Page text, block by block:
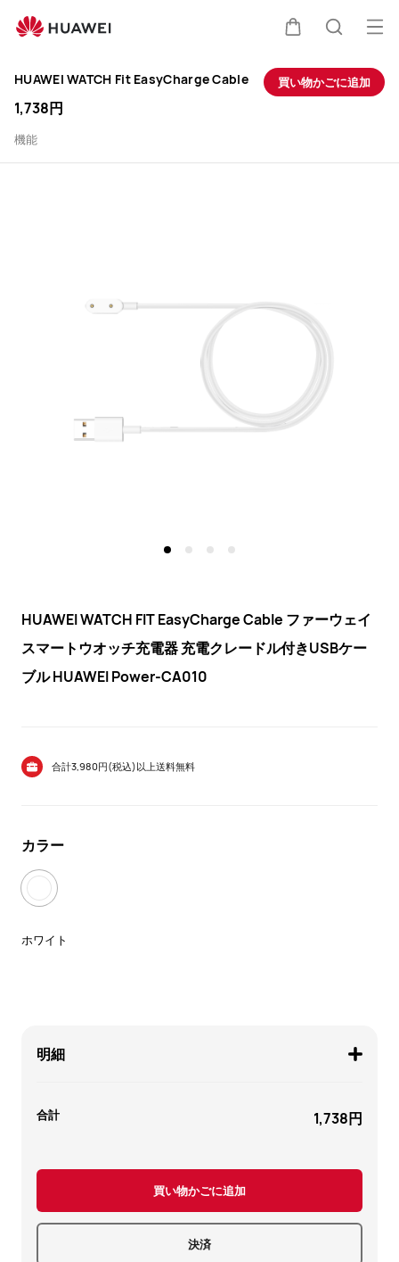
HUAWEI
WATCH
Fit
EasyCharge
オ
HUAWEI WATCH Fit EasyCharge Cable
機能
1,738円
買い物かごに追加
HUAWEI WATCH FIT EasyCharge Cable ファーウェイ
スマートウオッチ充電器 充電クレードル付きUSBケー
ブル HUAWEI Power-CA010
合計3,980円(税込)以上送料無料
カラー
ホワイト
明細
合計 1,738円
買い物かごに追加
決済